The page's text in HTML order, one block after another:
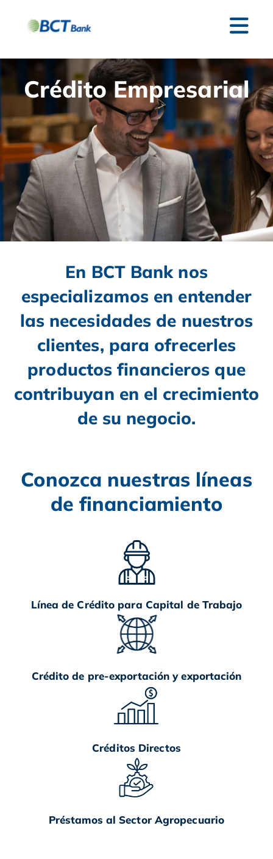
Crédito Empresarial
En BCT Bank nos
especializamos en entender
las necesidades de nuestros
clientes, para ofrecerles
productos financieros que
contribuyan en el crecimiento
de su negocio.
Conozca nuestras líneas
de financiamiento
Línea de Crédito para Capital de Trabajo
Crédito de pre-exportación y exportación
Créditos Directos
Préstamos al Sector Agropecuario